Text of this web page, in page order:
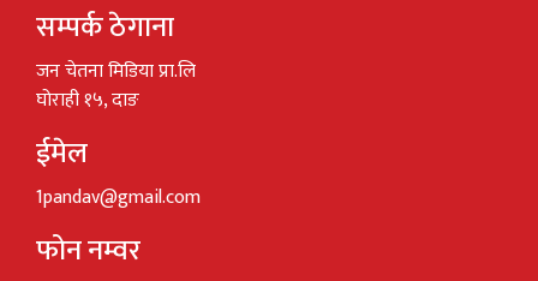
सम्पर्क ठेगाना
जन चेतना मिडिया प्रा.लि
घोराही १५, दाङ
ईमेल
1pandav@gmail.com
फोन नम्वर